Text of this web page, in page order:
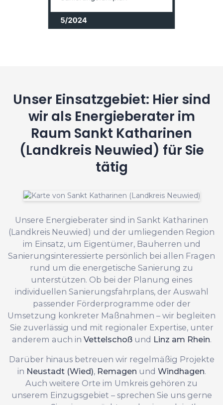
Unser Einsatzgebiet: Hier sind
wir als Energieberater im
Raum Sankt Katharinen
(Landkreis Neuwied) für Sie
tätig
Unsere Energieberater sind in Sankt Katharinen
(Landkreis Neuwied) und der umliegenden Region
im Einsatz, um Eigentümer, Bauherren und
Sanierungsinteressierte persönlich bei allen Fragen
rund um die energetische Sanierung zu
unterstützen. Ob bei der Planung eines
individuellen Sanierungsfahrplans, der Auswahl
passender Förderprogramme oder der
Umsetzung konkreter Maßnahmen – wir begleiten
Sie zuverlässig und mit regionaler Expertise, unter
anderem auch in Vettelschoßund Linz am Rhein.
Darüber hinaus betreuen wir regelmäßig Projekte
in Neustadt (Wied), Remagen und Windhagen.
Auch weitere Orte im Umkreis gehören zu
unserem Einzugsgebiet – sprechen Sie uns gerne